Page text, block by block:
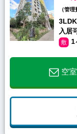
（管
入居
敷 1
空